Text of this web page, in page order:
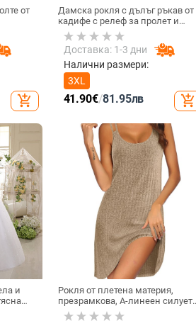
от
add_shopping_cart
Дамска рокля с дълъг ръкав от
кадифе с релеф за пролет и
есен, големи размери, с
прилепнала кройка, елегантна
и екстра голям размер
Доставка: 1-3 дни
Налични размери:
3XL
41.90€/81.95лв add_shopping_cart
и
Рокля от плетена материя,
презрамкова, А-линеен силует,
средна дължина, полиестер 95%